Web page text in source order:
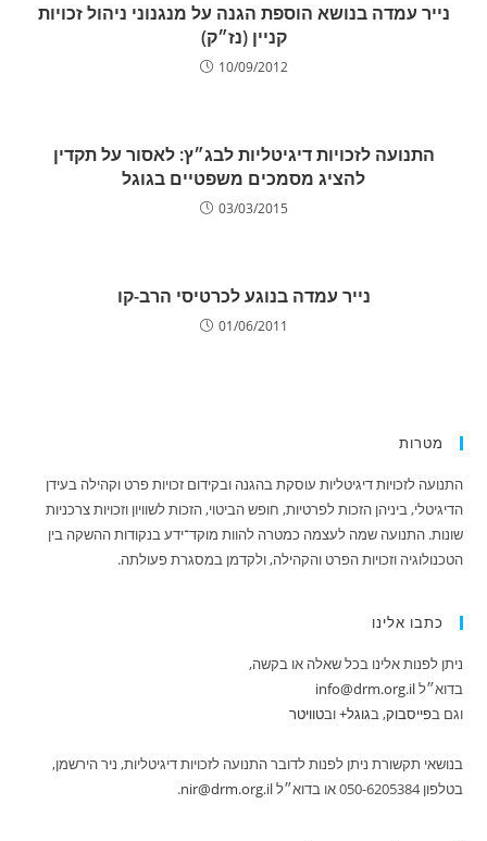
נייר עמדה בנושא הוספת הגנה על מנגנוני ניהול זכויות
קניין (נז״ק)
10/09/2012
התנועה לזכויות דיגיטליות לבג״ץ: לאסור על תקדין
להציג מסמכים משפטיים בגוגל
03/03/2015
נייר עמדה בנוגע לכרטיסי הרב-קו
01/06/2011
מטרות
התנועה לזכויות דיגיטליות עוסקת בהגנה ובקידום זכויות פרט וקהילה בעידן
הדיגיטלי, ביניהן הזכות לפרטיות, חופש הביטוי, הזכות לשוויון וזכויות צרכניות
שונות. התנועה שמה לעצמה כמטרה להוות מוקד־ידע בנקודות ההשקה בין
הטכנולוגיה וזכויות הפרט והקהילה, ולקדמן במסגרת פעולתה.
כתבו אלינו
ניתן לפנות אלינו בכל שאלה או בקשה,
בדוא״לinfo@drm.org.il
וגם ב‪פייסבוק‬‏, ב‪גוגל+ובטוויטר
בנושאי תקשורת ניתן לפנות לדובר התנועה לזכויות דיגיטליות, ניר הירשמן,
בטלפון 050-6205384 או בדוא״ל
nir@drm.org.il
.